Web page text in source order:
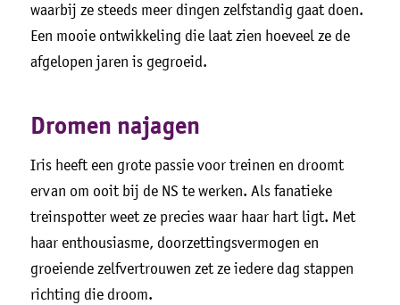
waarbij ze steeds meer dingen zelfstandig gaat doen.
Een mooie ontwikkeling die laat zien hoeveel ze de
afgelopen jaren is gegroeid.
Dromen najagen
Iris heeft een grote passie voor treinen en droomt
ervan om ooit bij de NS te werken. Als fanatieke
treinspotter weet ze precies waar haar hart ligt. Met
haar enthousiasme, doorzettingsvermogen en
groeiende zelfvertrouwen zet ze iedere dag stappen
richting die droom.